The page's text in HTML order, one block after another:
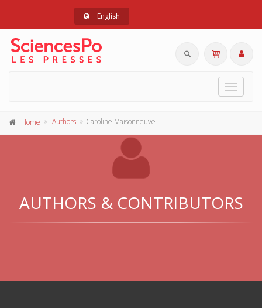
English
Toggle
Home Authors Caroline Maisonneuve
AUTHORS & CONTRIBUTORS